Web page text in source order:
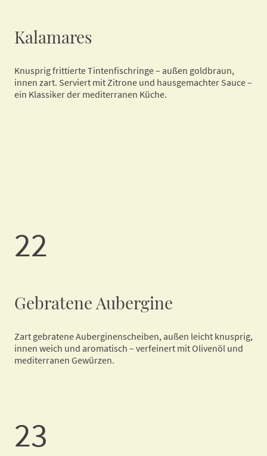
Kalamares
Knusprig frittierte Tintenfischringe – außen goldbraun,
innen zart. Serviert mit Zitrone und hausgemachter Sauce –
ein Klassiker der mediterranen Küche.
22
Gebratene Aubergine
Zart gebratene Auberginenscheiben, außen leicht knusprig,
innen weich und aromatisch – verfeinert mit Olivenöl und
mediterranen Gewürzen.
23